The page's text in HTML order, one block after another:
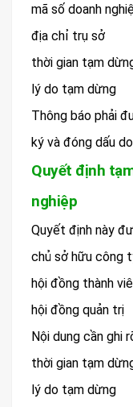
mã số doanh
địa chỉ trụ sở
thời gian tạm
lý do tạm dừng
Thông báo phải
ký và đóng dấu
Quyết định
nghiệp
Quyết định này
chủ sở hữu công
hội đồng thành
hội đồng quản trị
Nội dung cần ghi
thời gian tạm
lý do tạm dừng